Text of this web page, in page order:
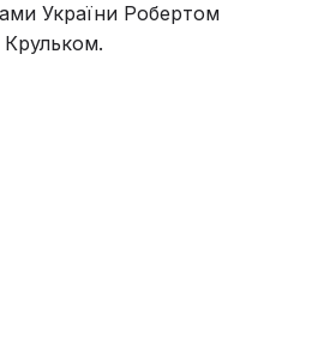
України Робертом
Крульком.